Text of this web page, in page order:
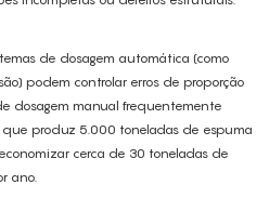
de dosagem automática (como
podem controlar erros de proporção
dosagem manual frequentemente
produz 5.000 toneladas de espuma
cerca de 30 toneladas de
ano.